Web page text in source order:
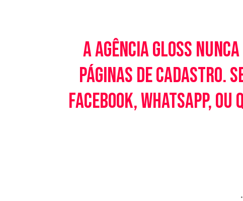
A Agência Gloss
páginas de cadastro.
Facebook, WhatsApp,